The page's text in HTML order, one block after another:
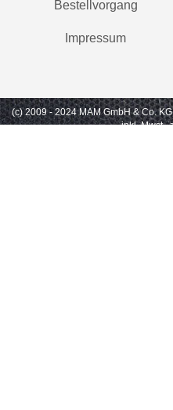
Bestellvorgang
Impressum
(c) 2009 - 2024 MAM GmbH & Co.
inkl. Mwst.,